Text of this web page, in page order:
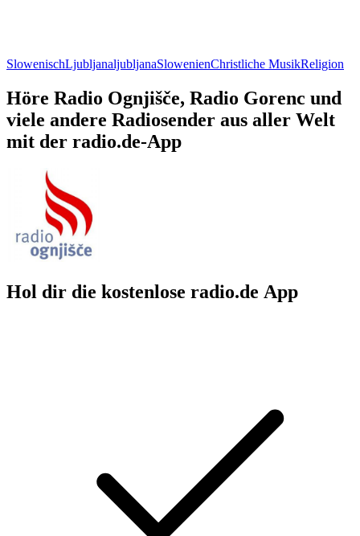
SlowenischLjubljanaljubljanaSlowenienChristliche MusikReligion
Höre Radio Ognjišče, Radio Gorenc und
viele andere Radiosender aus aller Welt
mit der radio.de-App
Hol dir die kostenlose radio.de App